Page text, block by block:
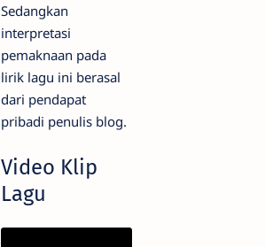
Sedangkan
interpretasi
pemaknaan pada
lirik lagu ini berasal
dari pendapat
pribadi penulis blog.
Video Klip
Lagu